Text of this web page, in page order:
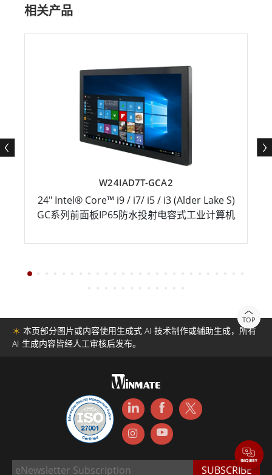
相关产品
W24IAD7T-GCA2
24" Intel® Core™ i9 / i7/ i5 / i3 (Alder Lake S)
GC系列前面板IP65防水投射电容式工业计算机
TOP
＊ 本页部分图片或内容使用生成式 AI 技术制作或辅助生成，所有
AI 生成内容皆经人工审核后发布。